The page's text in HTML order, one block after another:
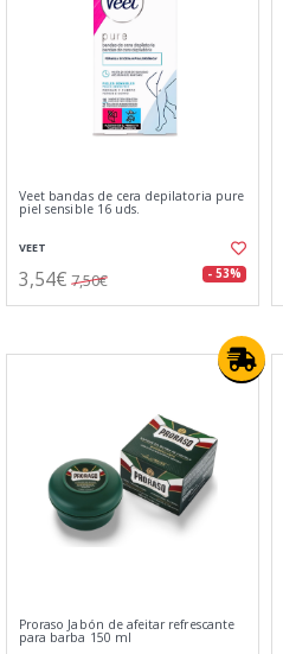
Veet bandas de cera depilatoria pure
piel sensible 16 uds.
VEET
3,54€ 7,50€ - 53%
Proraso Jabón de afeitar refrescante
para barba 150 ml